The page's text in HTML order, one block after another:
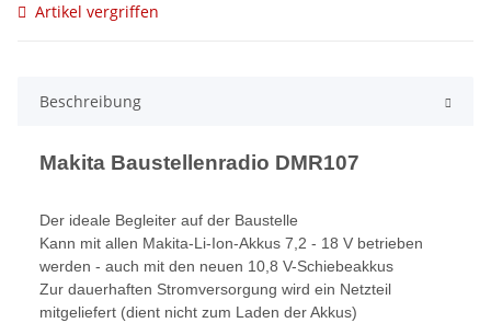
Artikel vergriffen
Beschreibung
Makita Baustellenradio DMR107
Der ideale Begleiter auf der Baustelle
Kann mit allen Makita-Li-Ion-Akkus 7,2 - 18 V betrieben
werden - auch mit den neuen 10,8 V-Schiebeakkus
Zur dauerhaften Stromversorgung wird ein Netzteil
mitgeliefert (dient nicht zum Laden der Akkus)